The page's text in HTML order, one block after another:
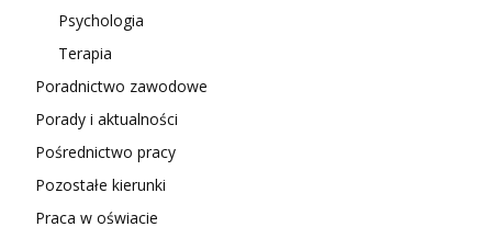
Psychologia
Terapia
Poradnictwo zawodowe
Porady i aktualności
Pośrednictwo pracy
Pozostałe kierunki
Praca w oświacie